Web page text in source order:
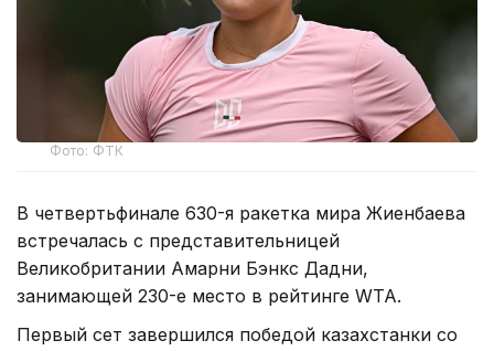
Фото: ФТК
В четвертьфинале 630-я ракетка мира Жиенбаева
встречалась с представительницей
Великобритании Амарни Бэнкс Дадни,
занимающей 230-е место в рейтинге WTA.
Первый сет завершился победой казахстанки со